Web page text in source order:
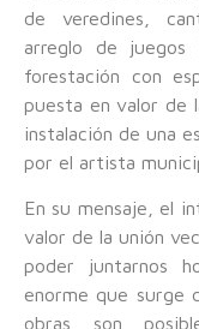
de veredines,
arreglo de juegos
forestación con
puesta en valor de
instalación de una
por el artista
En su mensaje, el
valor de la unión
poder juntarnos
enorme que surge
obras son